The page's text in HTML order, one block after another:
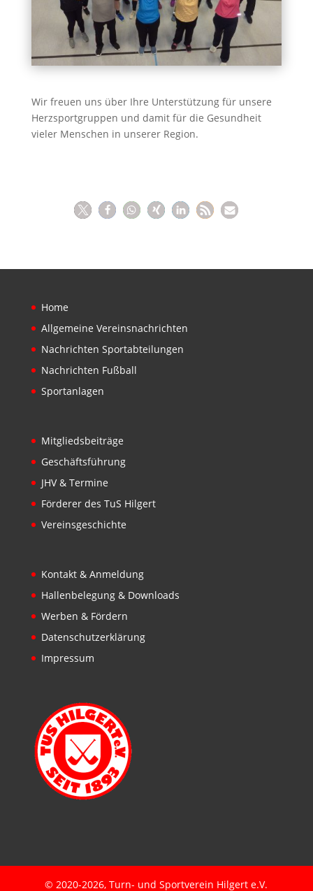
Wir freuen uns über Ihre Unterstützung für unsere
Herzsportgruppen und damit für die Gesundheit
vieler Menschen in unserer Region.
Home
Allgemeine Vereinsnachrichten
Nachrichten Sportabteilungen
Nachrichten Fußball
Sportanlagen
Mitgliedsbeiträge
Geschäftsführung
JHV & Termine
Förderer des TuS Hilgert
Vereinsgeschichte
Kontakt & Anmeldung
Hallenbelegung & Downloads
Werben & Fördern
Datenschutzerklärung
Impressum
© 2020-2026, Turn- und Sportverein Hilgert e.V.